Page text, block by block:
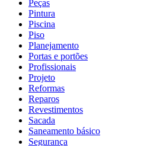
Peças
Pintura
Piscina
Piso
Planejamento
Portas e portões
Profissionais
Projeto
Reformas
Reparos
Revestimentos
Sacada
Saneamento básico
Segurança